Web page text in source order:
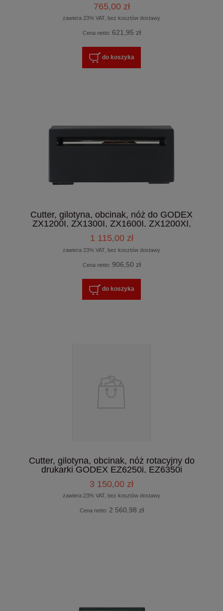
765,00 zł
zawiera 23% VAT, bez kosztów dostawy
Cena netto: 621,95 zł
do koszyka
Cutter, gilotyna, obcinak, nóż do GODEX
ZX1200I, ZX1300I, ZX1600I, ZX1200XI,
ZX1300XI, GX4200I, GX4300I, GX4600I
1 115,00 zł
zawiera 23% VAT, bez kosztów dostawy
Cena netto: 906,50 zł
do koszyka
Cutter, gilotyna, obcinak, nóż rotacyjny do
drukarki GODEX EZ6250i, EZ6350i
3 150,00 zł
zawiera 23% VAT, bez kosztów dostawy
Cena netto: 2 560,98 zł